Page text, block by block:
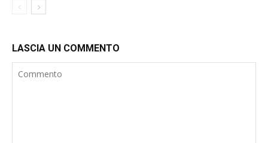
LASCIA UN COMMENTO